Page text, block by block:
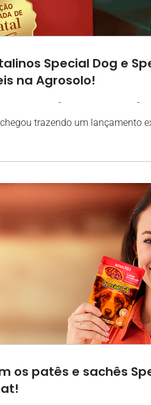
Special Dog e
na Agrosolo!
- -
trazendo um lançamento
os patês e sachês